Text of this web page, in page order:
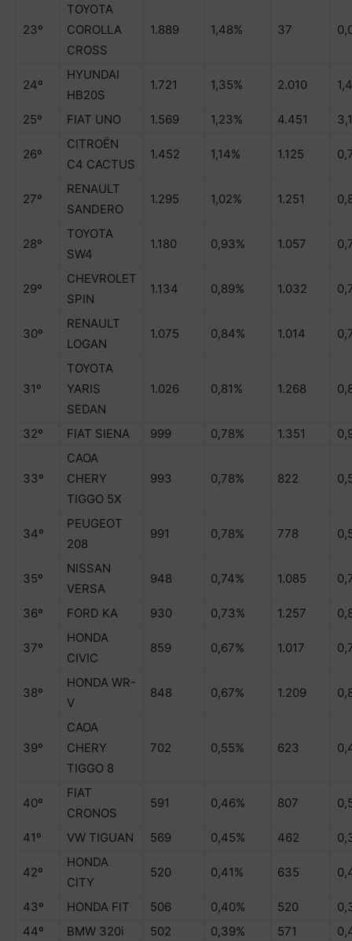
23º
TOYOTA
COROLLA
CROSS
1.889 1,48% 37
24º
HYUNDAI
HB20S
1.721 1,35% 2.010
25º FIAT UNO 1.569 1,23% 4.451
26º
CITROËN
C4 CACTUS
1.452 1,14% 1.125
27º
RENAULT
SANDERO
1.295 1,02% 1.251
28º
TOYOTA
SW4
1.180 0,93% 1.057
29º
CHEVROLET
SPIN
1.134 0,89% 1.032
30º
RENAULT
LOGAN
1.075 0,84% 1.014
31º
TOYOTA
YARIS
SEDAN
1.026 0,81% 1.268
32º FIAT SIENA 999 0,78% 1.351
33º
CAOA
CHERY
TIGGO 5X
993 0,78% 822
34º
PEUGEOT
208
991 0,78% 778
35º
NISSAN
VERSA
948 0,74% 1.085
36º FORD KA 930 0,73% 1.257
37º
HONDA
CIVIC
859 0,67% 1.017
38º
HONDA WR-
V
848 0,67% 1.209
39º
CAOA
CHERY
TIGGO 8
702 0,55% 623
40º
FIAT
CRONOS
591 0,46% 807
41º VW TIGUAN 569 0,45% 462
42º
HONDA
CITY
520 0,41% 635
43º HONDA FIT 506 0,40% 520
44º
BMW 320i 502 0,39% 571